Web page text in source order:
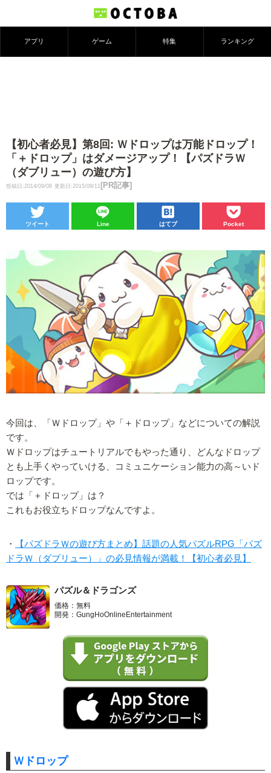
アプリ ゲーム 特集 ランキング
【初心者必見】第8回: Ｗドロップは万能ドロップ！
「＋ドロップ」はダメージアップ！【パズドラＷ
（ダブリュー）の遊び方】
投稿日:2014/09/08 更新日:2015/09/11 [PR記事]
ツイート Line はてブ Pocket
今回は、「Ｗドロップ」や「＋ドロップ」などについての解説
です。
Ｗドロップはチュートリアルでもやった通り、どんなドロップ
とも上手くやっていける、コミュニケーション能力の高～いド
ロップです。
では「＋ドロップ」は？
これもお役立ちドロップなんですよ。
・
【パズドラＷの遊び方まとめ】話題の人気パズルRPG「パズ
ドラＷ（ダブリュー）」の必見情報が満載！【初心者必見】
パズル＆ドラゴンズ
価格：無料
開発：GungHoOnlineEntertainment
Ｗドロップ